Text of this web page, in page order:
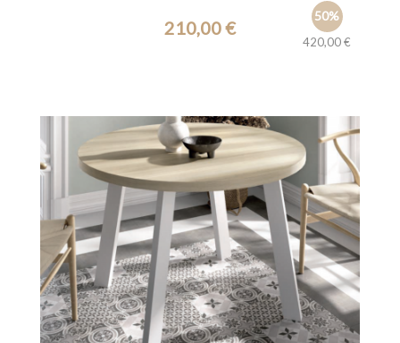
50%
420,00 €
210,00 €